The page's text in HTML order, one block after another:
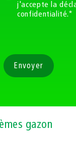
j'accepte la
confidentialité.*
Envoyer
gazon